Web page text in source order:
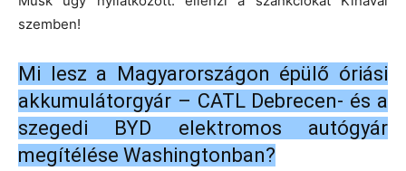
szemben!
Mi lesz a Magyarországon épülő óriási
akkumulátorgyár – CATL Debrecen- és a
szegedi BYD elektromos autógyár
megítélése Washingtonban?